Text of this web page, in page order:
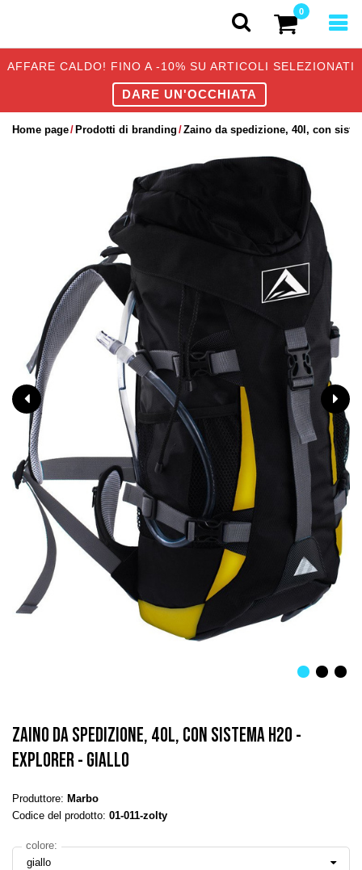
AFFARE CALDO! FINO A -10% SU ARTICOLI SELEZIONATI
DARE UN'OCCHIATA
0
Home page Prodotti di branding Zaino da spedizione, 40l, con
ZAINO DA SPEDIZIONE, 40L, CON SISTEMA H2O -
EXPLORER - GIALLO
Produttore: Marbo
Codice del prodotto: 01-011-zolty
colore:
giallo